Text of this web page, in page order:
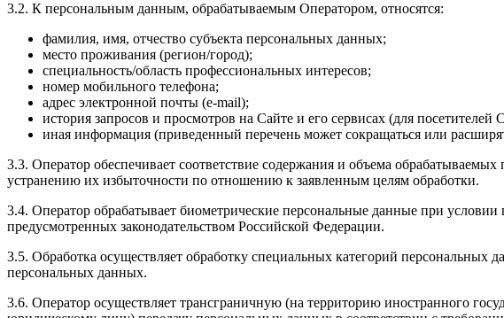
3.2. К персональным данным, обрабатываемым Оператором, относятся:
фамилия, имя, отчество субъекта персональных данных;
место проживания (регион/город);
специальность/область профессиональных интересов;
номер мобильного телефона;
адрес электронной почты (e-mail);
история запросов и просмотров на Сайте и его сервисах (для посетителей
иная информация (приведенный перечень может сокращаться или
3.3. Оператор обеспечивает соответствие содержания и объема
устранению их избыточности по отношению к заявленным целям обработки.
3.4. Оператор обрабатывает биометрические персональные данные при
предусмотренных законодательством Российской Федерации.
3.5. Обработка осуществляет обработку специальных категорий персональных
персональных данных.
3.6. Оператор осуществляет трансграничную (на территорию иностранного